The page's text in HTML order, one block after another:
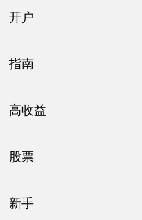
开户
指南
高收益
股票
新手